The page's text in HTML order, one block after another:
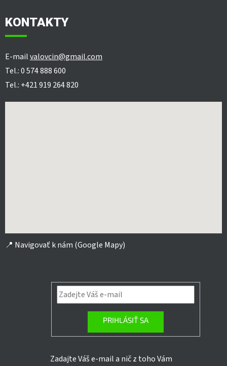
KONTAKTY
E-mailvalovcin@gmail.com
Tel.: 0 574 888 600
Tel.: +421 919 264 820
📍 Navigovať k nám (Google Mapy)
PRIHLÁSIŤ SA
Zadajte Váš e-mail a nič z toho Vám